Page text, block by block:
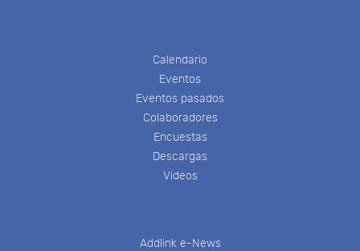
Calendario
Eventos
Eventos pasados
Colaboradores
Encuestas
Descargas
Videos
Addlink e-News